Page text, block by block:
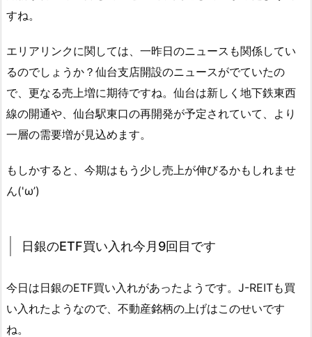
すね。
エリアリンクに関しては、一昨日のニュースも関係してい
るのでしょうか？仙台支店開設のニュースがでていたの
で、更なる売上増に期待ですね。仙台は新しく地下鉄東西
線の開通や、仙台駅東口の再開発が予定されていて、より
一層の需要増が見込めます。
もしかすると、今期はもう少し売上が伸びるかもしれませ
ん('ω’)
日銀のETF買い入れ今月9回目です
今日は日銀のETF買い入れがあったようです。J-REITも買
い入れたようなので、不動産銘柄の上げはこのせいです
ね。